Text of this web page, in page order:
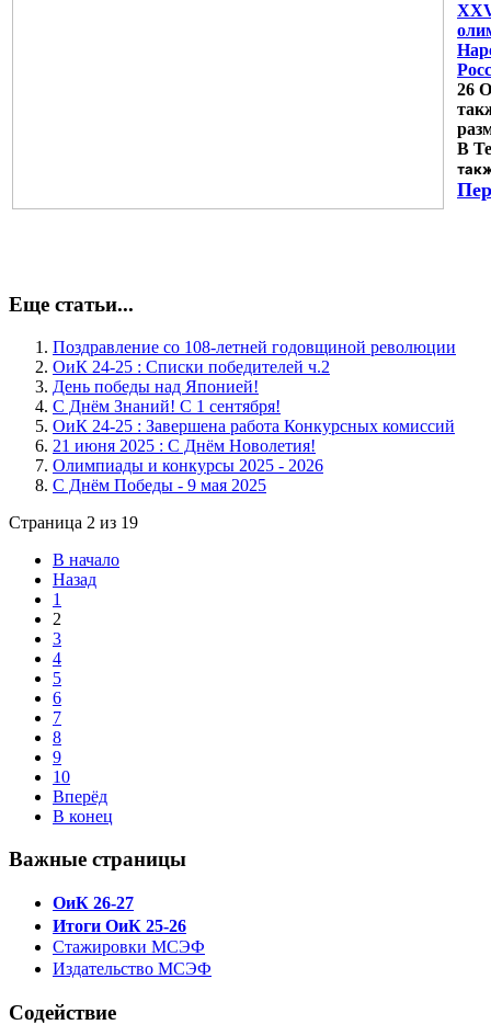
26
В
Еще статьи...
Поздравление со 108-летней годовщиной революции
ОиК 24-25 : Списки победителей ч.2
День победы над Японией!
С Днём Знаний! С 1 сентября!
ОиК 24-25 : Завершена работа Конкурсных комиссий
21 июня 2025 : С Днём Новолетия!
Олимпиады и конкурсы 2025 - 2026
С Днём Победы - 9 мая 2025
Страница 2 из 19
В начало
Назад
1
2
3
4
5
6
7
8
9
10
Вперёд
В конец
Важные страницы
ОиК 26-27
Итоги ОиК 25-26
Стажировки МСЭФ
Издательство МСЭФ
Содействие